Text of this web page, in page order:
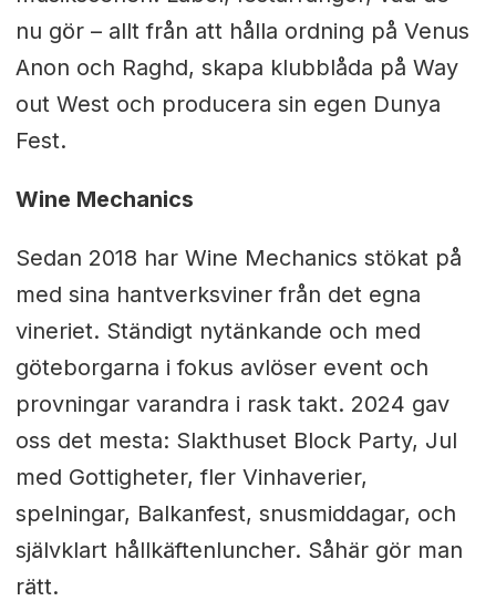
nu gör – allt från att hålla ordning på Venus
Anon och Raghd, skapa klubblåda på Way
out West och producera sin egen Dunya
Fest.
Wine Mechanics
Sedan 2018 har Wine Mechanics stökat på
med sina hantverksviner från det egna
vineriet. Ständigt nytänkande och med
göteborgarna i fokus avlöser event och
provningar varandra i rask takt. 2024 gav
oss det mesta: Slakthuset Block Party, Jul
med Gottigheter, fler Vinhaverier,
spelningar, Balkanfest, snusmiddagar, och
självklart hållkäftenluncher. Såhär gör man
rätt.